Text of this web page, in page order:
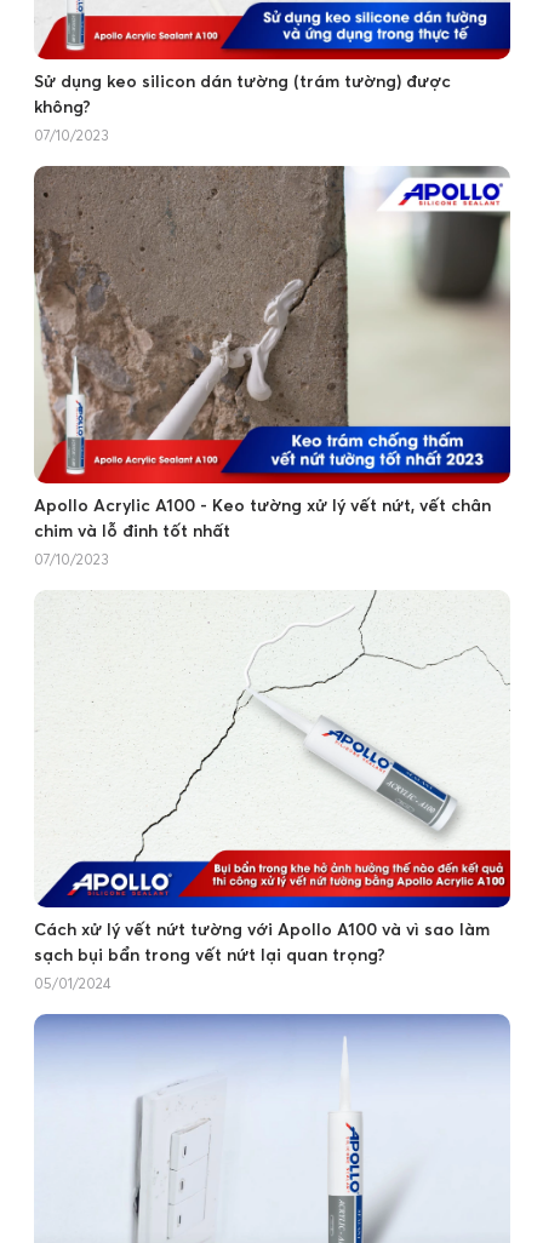
Sử dụng keo silicon dán tường (trám tường) được
không?
07/10/2023
Apollo Acrylic A100 - Keo tường xử lý vết nứt, vết chân
chim và lỗ đinh tốt nhất
07/10/2023
Cách xử lý vết nứt tường với Apollo A100 và vì sao làm
sạch bụi bẩn trong vết nứt lại quan trọng?
05/01/2024